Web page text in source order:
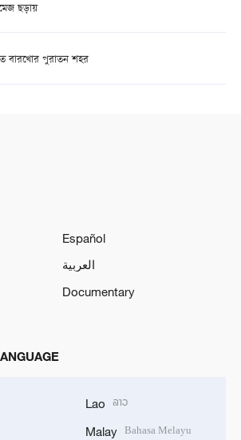
ছড়ায়
বারখোর পুরাতন শহর
Español
العربية
Documentary
Lao ລາວ
Malay Bahasa Melayu